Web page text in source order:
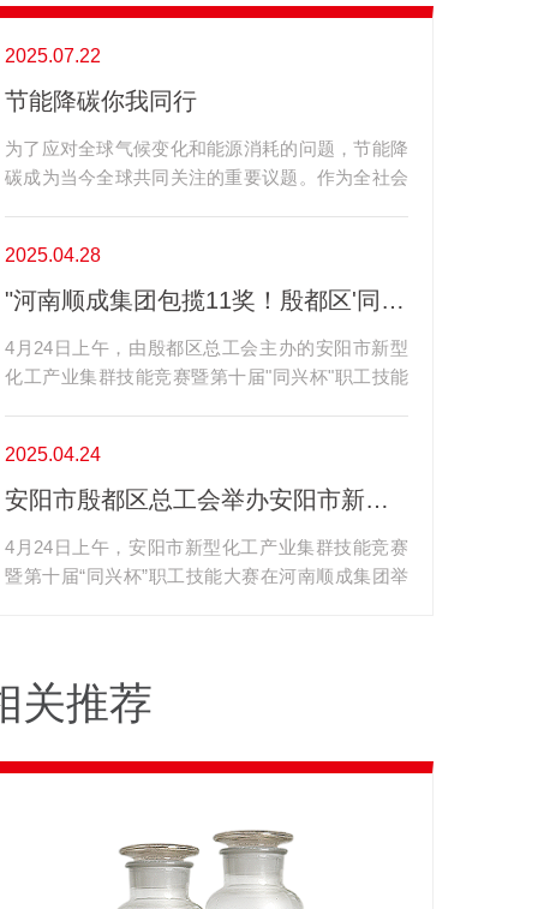
2025.07.22
节能降碳你我同行
为了应对全球气候变化和能源消耗的问题，节能降
碳成为当今全球共同关注的重要议题。作为全社会
起了“节能降碳你我同行”宣传活动。希望通过传播
节能降碳的理念和方法，改变我们的生活方式和消
什么是节能降碳?节能是指有效利用能源资源，减
少能源消耗对环境的压力。降碳则是指减少温室气
低环境压力，改善空气质量。减缓气候变化，保护
地球生态系统的平衡。提高能源利用效率，减少能
生产流程：通过改进生产工艺、优化设备配置、提
高生产效率等措施，可以降低能源消耗和减少污染
时，还可以奖励能源管理信息平台，实现能源数据
的实时监测和分析，为企业的能源管理提供有力支
工作中来。四、我们的行动，你我同行。建立节能
意识：从身边小事做起，传达节能降碳理念。改变
生活方式：培养低碳环保的生活习惯，如节约用
2025.04.28
"河南顺成集团包揽11奖！殷都区'同兴杯'职工技能大赛成果丰硕"
4月24日上午，由殷都区总工会主办的安阳市新型
化工产业集群技能竞赛暨第十届"同兴杯"职工技能
焊工、铲车、化验等5个竞赛项目，吸引了来自全
区四家化工企业的88名技术骨干同台竞技。赛场
方式展开激烈角逐。仪表工区选手以毫米级的精准
调试展现职业素养，铲车驾驶员在狭窄赛道完成高
是对产业工人技能水平的大检阅，更是推动人才梯
队建设的重要抓手。通过搭建技能比武平台，有效
情。顺成集团董事长王智勇表示：此次技能大赛的
通过以赛促学、以赛促训的方式，为顺成集团转型
升级注入强劲动能，持续推进职工素质提升工程，
助力打造知识型、技能型、创新型劳动者大军。强
2025.04.24
安阳市殷都区总工会举办安阳市新型化工产业集群技能竞赛暨第十届“同兴杯”职工技能大赛
4月24日上午，安阳市新型化工产业集群技能竞赛
暨第十届“同兴杯”职工技能大赛在河南顺成集团举
民、殷都区总工会劳动和经济部部长孟祥峰、铜冶
镇工会主席李爱民、河南省顺成集团绿色发展项目
次大赛由殷都区总工会倾力主办、河南顺成集团精
集团副总经理李凯在开幕式上致辞，他代表此次大
赛的承办方，向莅临本次开幕式的各位领导、嘉宾
表示热烈的欢迎和衷心的感谢！同时，向所有参赛
关推荐